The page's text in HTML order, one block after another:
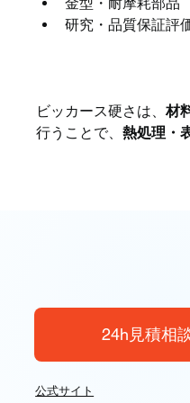
金型・耐摩耗部品
研究・品質保証評
ビッカース硬さは、材
行うことで、熱処理・
24h見積相
公式サイト